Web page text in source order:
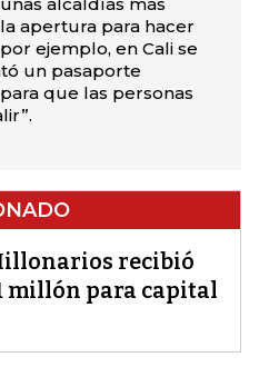
apertura para hacer
ejemplo, en Cali se
un pasaporte
que las personas
recibió
millón para capital